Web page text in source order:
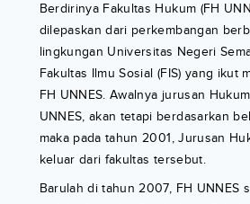
Berdirinya Fakultas Hukum (FH
dilepaskan dari perkembangan
lingkungan Universitas Negeri
Fakultas Ilmu Sosial (FIS) yang ikut
FH UNNES. Awalnya jurusan
UNNES, akan tetapi berdasarkan
maka pada tahun 2001, Jurusan
keluar dari fakultas tersebut.
Barulah di tahun 2007, FH UNNES